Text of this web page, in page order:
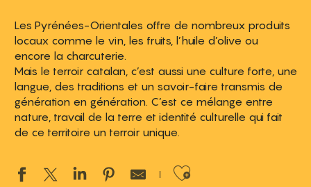
Les Pyrénées-Orientales offre de nombreux produits
locaux comme le vin, les fruits, l’huile d’olive ou
encore la charcuterie.
Mais le terroir catalan, c’est aussi une culture forte, une
langue, des traditions et un savoir-faire transmis de
génération en génération. C’est ce mélange entre
nature, travail de la terre et identité culturelle qui fait
de ce territoire un terroir unique.
Ajouter aux